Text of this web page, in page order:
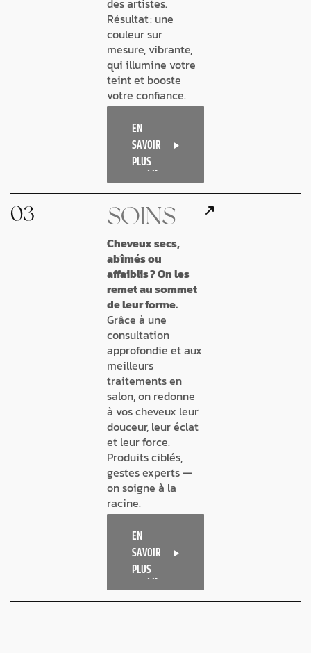
des artistes.
Résultat : une
couleur sur
mesure, vibrante,
qui illumine votre
teint et booste
votre confiance.
EN
SAVOIR
PLUS
03 SOINS
Cheveux secs,
abîmés ou
affaiblis ? On les
remet au sommet
de leur forme.
Grâce à une
consultation
approfondie et aux
meilleurs
traitements en
salon, on redonne
à vos cheveux leur
douceur, leur éclat
et leur force.
Produits ciblés,
gestes experts —
on soigne à la
racine.
EN
SAVOIR
PLUS